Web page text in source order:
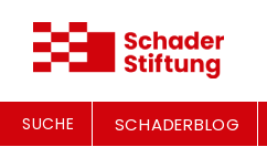
SUCHE SCHADERBLOG